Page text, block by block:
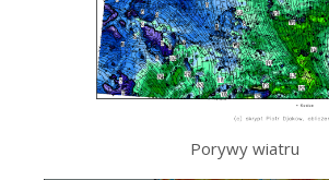
Porywy wiatru